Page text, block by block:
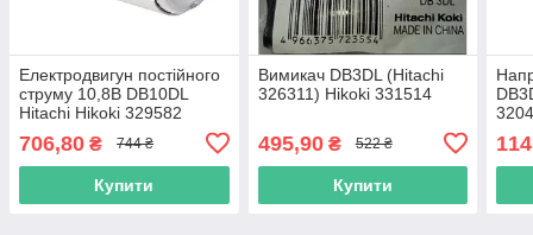
Електродвигун постійного
струму 10,8В DB10DL
Hitachi Hikoki 329582
706,80 ₴ 744 ₴
Купити
Вимикач DB3DL (Hitachi
326311) Hikoki 331514
495,90₴ 522 ₴
Купити
114